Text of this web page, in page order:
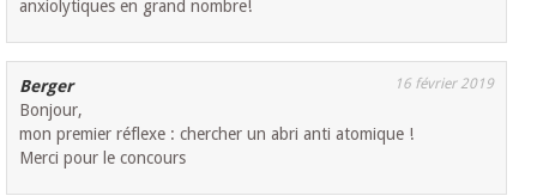
anxiolytiques en grand nombre!
Berger 16 février 2019
Bonjour,
mon premier réflexe : chercher un abri anti atomique !
Merci pour le concours